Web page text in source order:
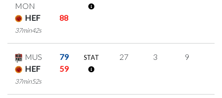
MON
HEF 88
37min42s
MUS
79
HEF
59
37min52s
STAT 27 3 9